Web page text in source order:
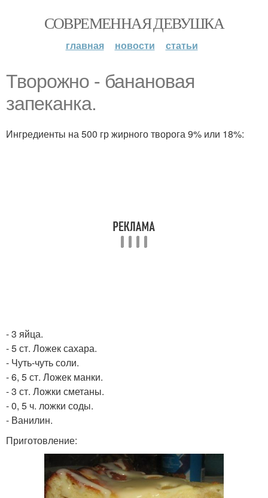
СОВРЕМЕННАЯ ДЕВУШКА
главная новости статьи
Творожно - банановая
запеканка.
Ингредиенты на 500 гр жирного творога 9% или 18%:
- 3 яйца.
- 5 ст. Ложек сахара.
- Чуть-чуть соли.
- 6, 5 ст. Ложек манки.
- 3 ст. Ложки сметаны.
- 0, 5 ч. ложки соды.
- Ванилин.
Приготовление: